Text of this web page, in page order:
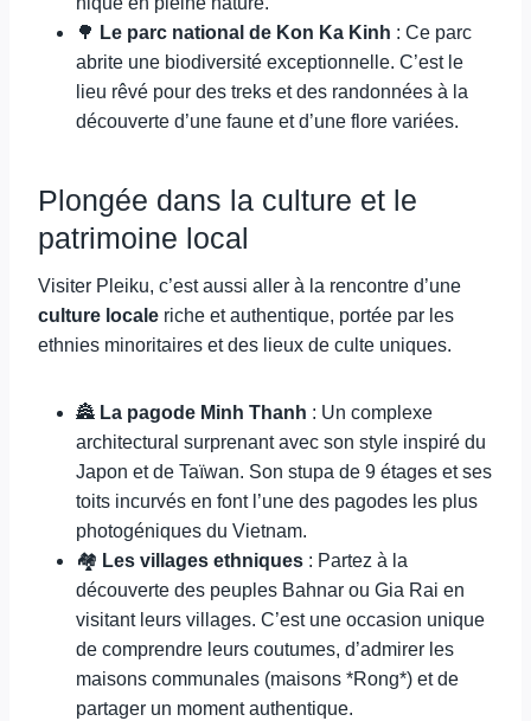
🌳 Le parc national de Kon Ka Kinh : Ce parc
abrite une biodiversité exceptionnelle. C’est le
lieu rêvé pour des treks et des randonnées à la
découverte d’une faune et d’une flore variées.
Plongée dans la culture et le
patrimoine local
Visiter Pleiku, c’est aussi aller à la rencontre d’une
culture locale riche et authentique, portée par les
ethnies minoritaires et des lieux de culte uniques.
🏯 La pagode Minh Thanh : Un complexe
architectural surprenant avec son style inspiré du
Japon et de Taïwan. Son stupa de 9 étages et ses
toits incurvés en font l’une des pagodes les plus
photogéniques du Vietnam.
🏘️ Les villages ethniques : Partez à la
découverte des peuples Bahnar ou Gia Rai en
visitant leurs villages. C’est une occasion unique
de comprendre leurs coutumes, d’admirer les
maisons communales (maisons *Rong*) et de
partager un moment authentique.